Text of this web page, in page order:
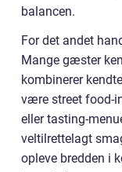
balancen.
For det andet
Mange gæster
kombinerer
være street food-
eller tasting-
veltilrettelagt
opleve bredden i